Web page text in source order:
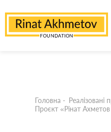
Головна - Реалізовані
Проєкт «Рінат